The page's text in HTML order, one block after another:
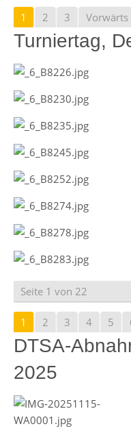
1 2 3 Vorwärts
Turniertag,
Seite 1 von 22
1 2 3 4 5
DTSA-
2025